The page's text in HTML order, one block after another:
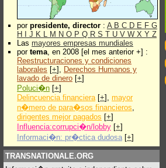
por presidente, director : A B C D E F G
H
J K L M N O P Q R S T U V W X Y Z
Las mayores empresas mundiales
por tema, en 2008 [el mes anterior +] :
Reestructuraciones y condiciones
laborales [+], Derechos Humanos y
lavado de dinero [+]
Poluci�n [+]
Delincuencia financiera[+], mayor
n�mero de para�sos financieros,
dirigentes mejor pagados [+]
Influencia:corrupci�n/lobby [+]
Informaci�n: pr�ctica dudosa [+]
TRANSNATIONALE.ORG